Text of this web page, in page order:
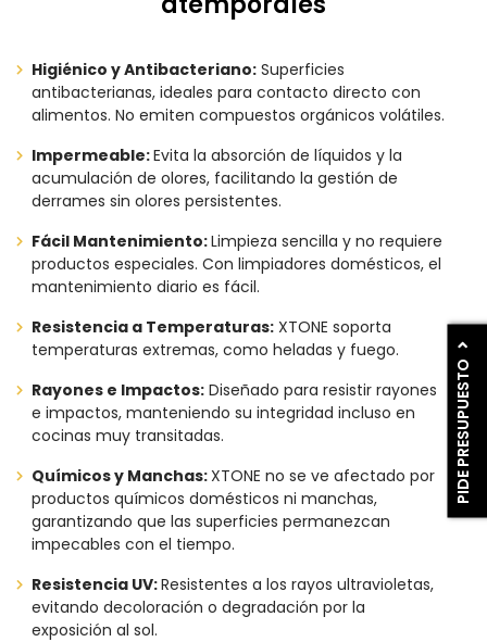
PIDE PRESUPUESTO
Higiénico y Antibacteriano: Superficies
antibacterianas, ideales para contacto directo con
alimentos. No emiten compuestos orgánicos volátiles.
Impermeable:Evita la absorción de líquidos y la
acumulación de olores, facilitando la gestión de
derrames sin olores persistentes.
Fácil Mantenimiento:Limpieza sencilla y no requiere
productos especiales. Con limpiadores domésticos, el
mantenimiento diario es fácil.
Resistencia a Temperaturas: XTONE soporta
temperaturas extremas, como heladas y fuego.
Rayones e Impactos: Diseñado para resistir rayones
e impactos, manteniendo su integridad incluso en
cocinas muy transitadas.
Químicos y Manchas:XTONE no se ve afectado por
productos químicos domésticos ni manchas,
garantizando que las superficies permanezcan
impecables con el tiempo.
Resistencia UV:Resistentes a los rayos ultravioletas,
evitando decoloración o degradación por la
exposición al sol.